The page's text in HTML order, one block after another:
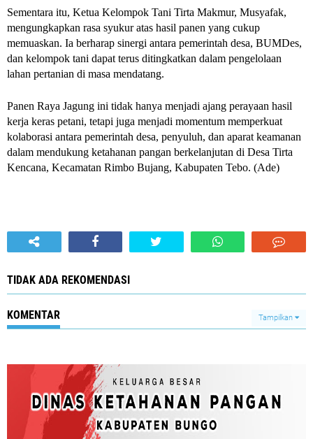
Sementara itu, Ketua Kelompok Tani Tirta Makmur, Musyafak,
mengungkapkan rasa syukur atas hasil panen yang cukup
memuaskan. Ia berharap sinergi antara pemerintah desa, BUMDes,
dan kelompok tani dapat terus ditingkatkan dalam pengelolaan
lahan pertanian di masa mendatang.
Panen Raya Jagung ini tidak hanya menjadi ajang perayaan hasil
kerja keras petani, tetapi juga menjadi momentum memperkuat
kolaborasi antara pemerintah desa, penyuluh, dan aparat keamanan
dalam mendukung ketahanan pangan berkelanjutan di Desa Tirta
Kencana, Kecamatan Rimbo Bujang, Kabupaten Tebo. (Ade)
TIDAK ADA REKOMENDASI
KOMENTAR Tampilkan